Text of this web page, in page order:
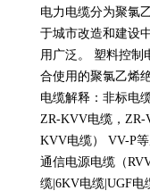
电力电缆分为聚氯
于城市改造和建设
用广泛。 塑料控制
合使用的聚氯乙烯
电缆解释：非标电
ZR-KVV电缆， ZR-
KVV电缆） VV-P
通信电源电缆（
缆 |6KV电缆 |UGF电